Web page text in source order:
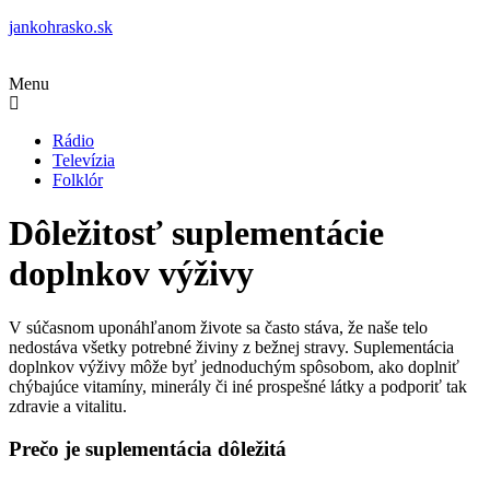
jankohrasko.sk
Menu
Rádio
Televízia
Folklór
Dôležitosť suplementácie
doplnkov výživy
V súčasnom uponáhľanom živote sa často stáva, že naše telo
nedostáva všetky potrebné živiny z bežnej stravy. Suplementácia
doplnkov výživy môže byť jednoduchým spôsobom, ako doplniť
chýbajúce vitamíny, minerály či iné prospešné látky a podporiť tak
zdravie a vitalitu.
Prečo je suplementácia dôležitá